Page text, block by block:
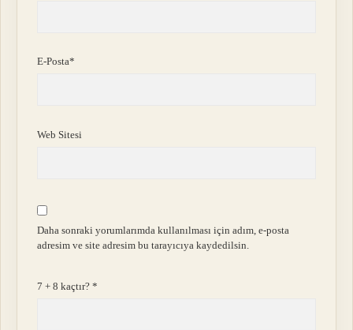
E-Posta*
Web Sitesi
Daha sonraki yorumlarımda kullanılması için adım, e-posta
adresim ve site adresim bu tarayıcıya kaydedilsin.
7 + 8 kaçtır?*